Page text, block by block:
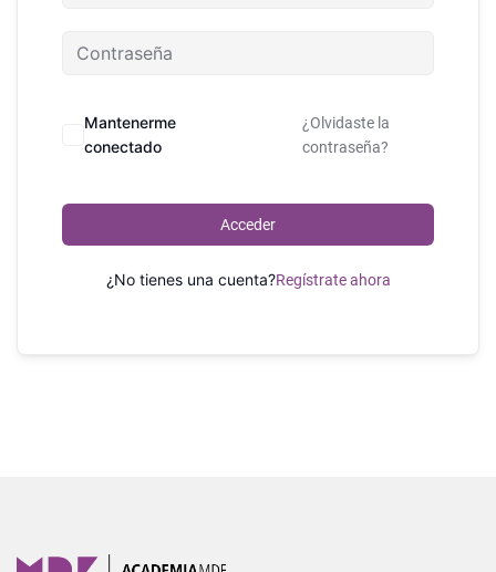
Mantenerme
conectado
¿Olvidaste la
contraseña?
Acceder
¿No tienes una cuenta?Regístrate ahora